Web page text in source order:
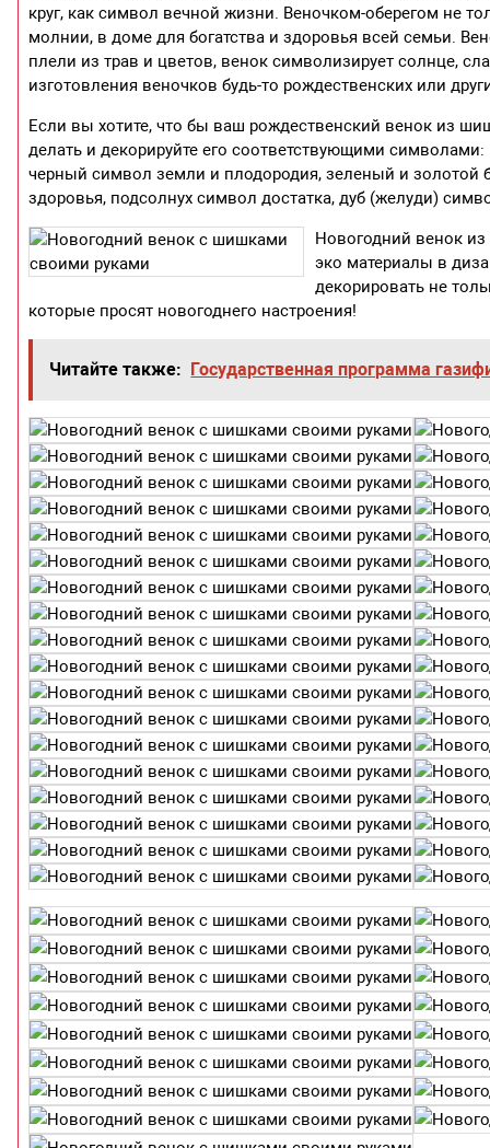
круг, как символ вечной жизни. Веночком-оберегом не
молнии, в доме для богатства и здоровья всей семьи.
плели из трав и цветов, венок символизирует солнце,
изготовления веночков будь-то рождественских или
Если вы хотите, что бы ваш рождественский венок из
делать и декорируйте его соответствующими
черный символ земли и плодородия, зеленый и золотой
здоровья, подсолнух символ достатка, дуб (желуди)
Новогодний венок
эко материалы в
декорировать не
которые просят новогоднего настроения!
Читайте также: Государственная программа